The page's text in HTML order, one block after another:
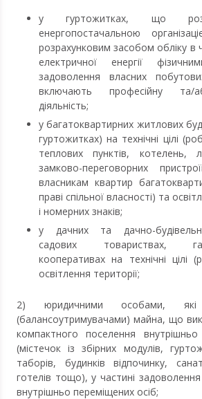
у гуртожитках, що
енергопостачальною
розрахунковим засобом обліку в
електричної енергії
задоволення власних
включають професійну та/
діяльність;
у багатоквартирних житлових
гуртожитках) на технічні цілі
теплових пунктів, котелень,
замково-переговорних
власникам квартир
праві спільної власності) та
і номерних знаків;
у дачних та дачно-
садових товариствах,
кооперативах на технічні цілі
освітлення території;
2) юридичними особами,
(балансоутримувачами) майна, що
компактного поселення
(містечок із збірних модулів,
таборів, будинків відпочинку,
готелів тощо), у частині
внутрішньо переміщених осіб;